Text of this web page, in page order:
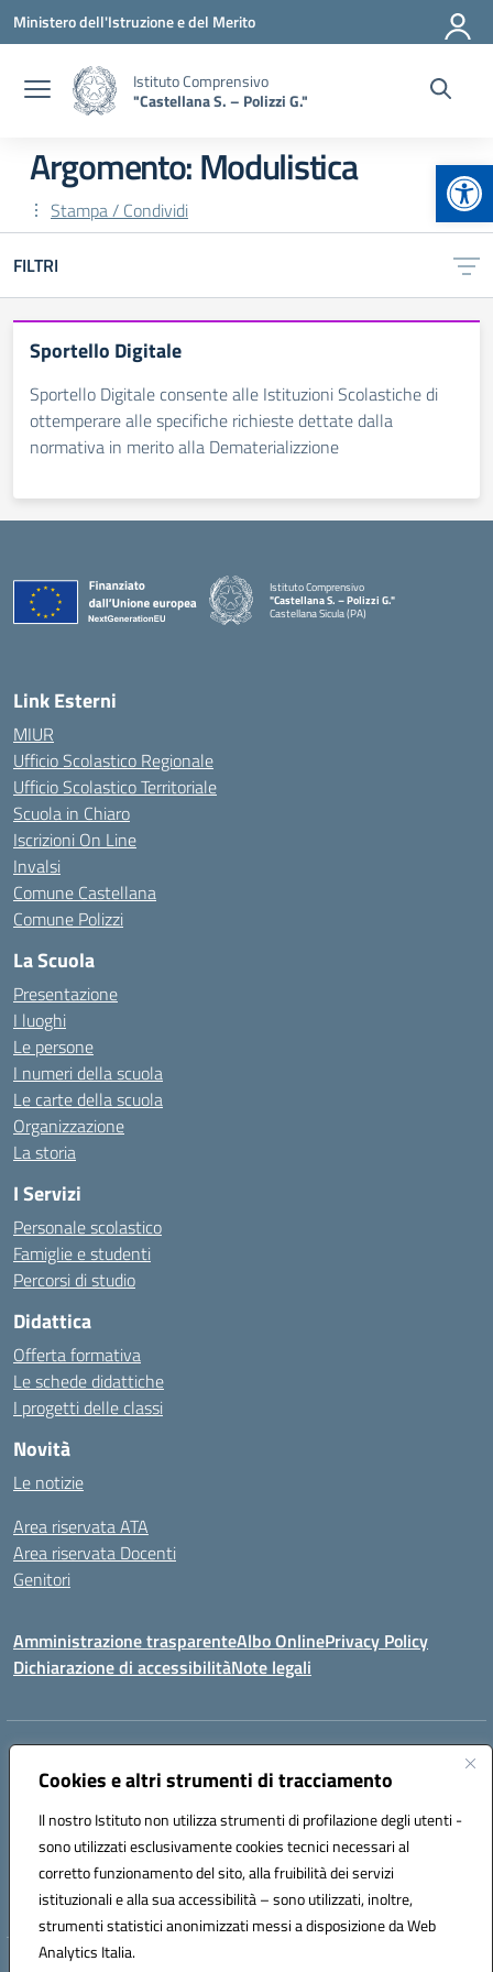
Cookies e altri strumenti di tracciamento
Il nostro Istituto non utilizza strumenti di profilazione degli utenti -
sono utilizzati esclusivamente cookies tecnici necessari al
corretto funzionamento del sito, alla fruibilità dei servizi
istituzionali e alla sua accessibilità – sono utilizzati, inoltre,
strumenti statistici anonimizzati messi a disposizione da Web
Analytics Italia.
Vai ai contenuti
Vai al menu di navigazione
Vai al footer
Ministero dell'Istruzione e del Merito
Istituto Comprensivo
"Castellana S. – Polizzi G."
Argomento: Modulistica
Stampa / Condividi
FILTRI
Sportello Digitale
Sportello Digitale consente alle Istituzioni Scolastiche di
ottemperare alle specifiche richieste dettate dalla
normativa in merito alla Dematerializzione
Istituto Comprensivo
"Castellana S. – Polizzi G."
Castellana Sicula (PA)
Link Esterni
MIUR
Ufficio Scolastico Regionale
Ufficio Scolastico Territoriale
Scuola in Chiaro
Iscrizioni On Line
Invalsi
Comune Castellana
Comune Polizzi
La Scuola
Presentazione
I luoghi
Le persone
I numeri della scuola
Le carte della scuola
Organizzazione
La storia
I Servizi
Personale scolastico
Famiglie e studenti
Percorsi di studio
Didattica
Offerta formativa
Le schede didattiche
I progetti delle classi
Novità
Le notizie
Area riservata ATA
Area riservata Docenti
Genitori
Amministrazione trasparenteAlbo OnlinePrivacy Policy
Dichiarazione di accessibilitàNote legali
Indirizzo:
Centralino:0921562586 Email:PAIC820003@istruzione.it
Codice fiscale: 96021870827
Codice meccanografico:
PAIC820003
ERASMUS PLUS